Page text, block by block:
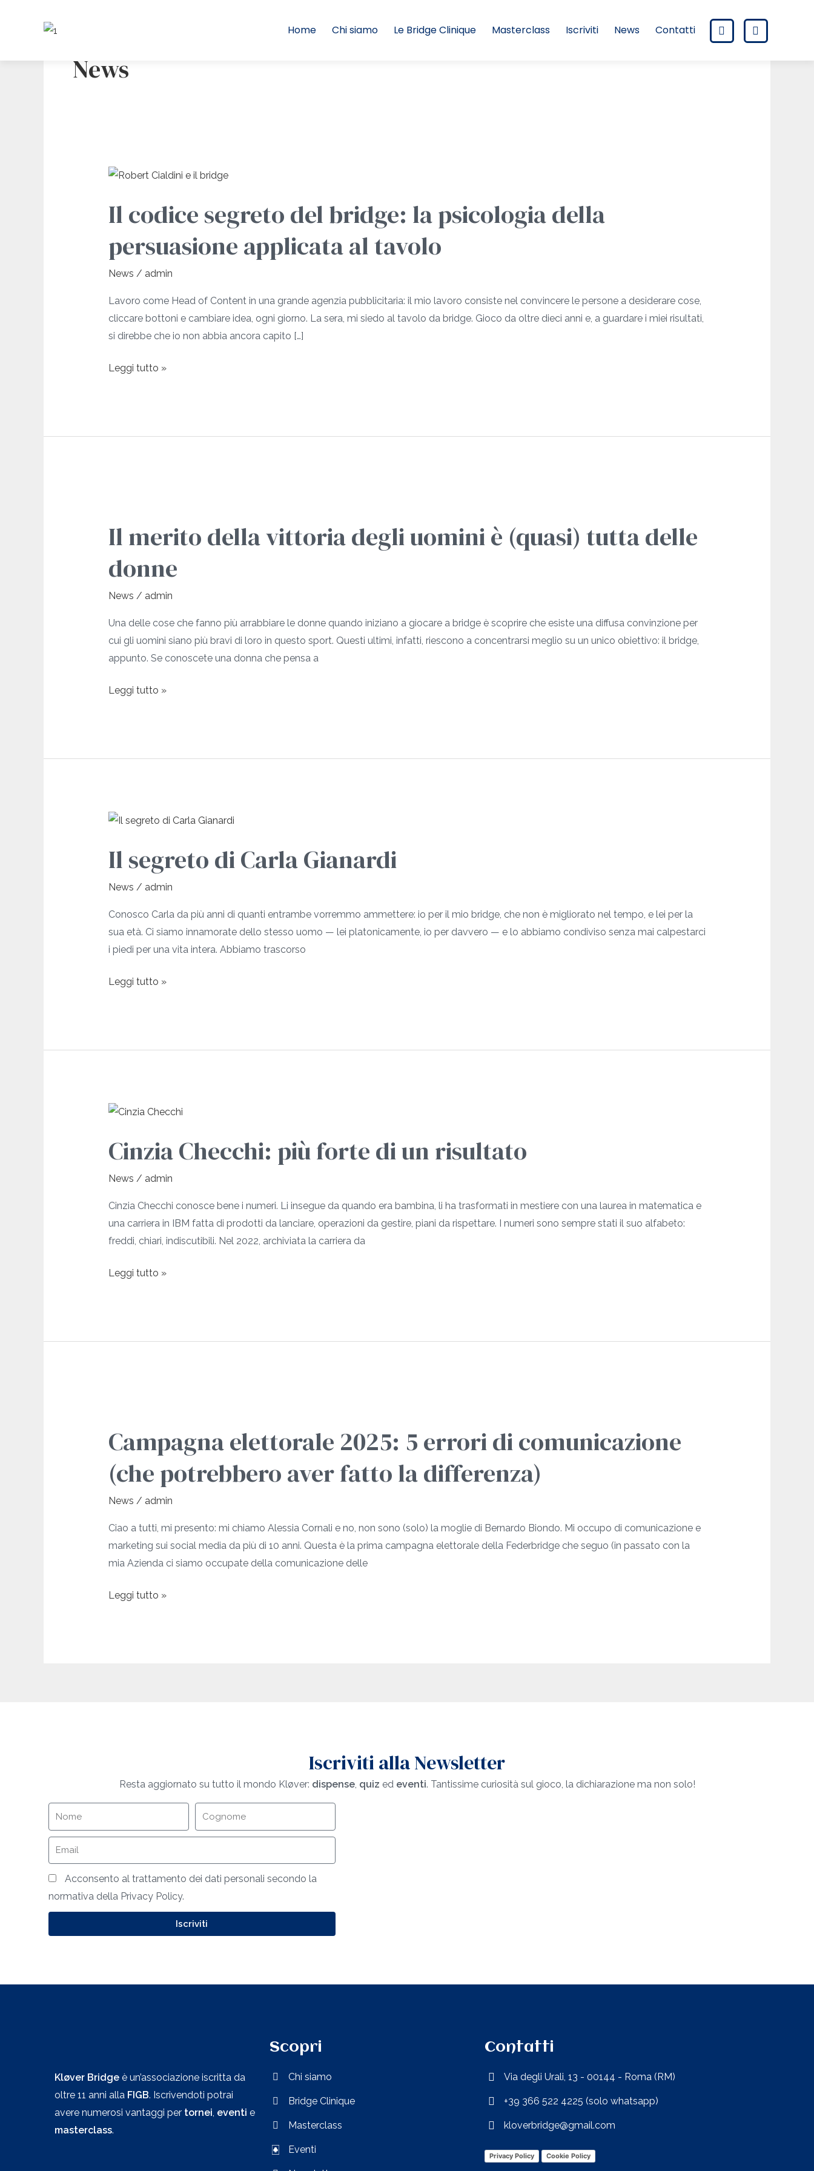
Home Chi siamo Le Bridge Clinique Masterclass Iscriviti News Contatti
News
Il codice segreto del bridge: la psicologia della
persuasione applicata al tavolo
News / admin
Lavoro come Head of Content in una grande agenzia pubblicitaria: il mio lavoro consiste nel convincere le persone a desiderare cose,
cliccare bottoni e cambiare idea, ogni giorno. La sera, mi siedo al tavolo da bridge. Gioco da oltre dieci anni e, a guardare i miei risultati,
si direbbe che io non abbia ancora capito […]
Il
segreto
del
bridge:
la
psicologia
della
persuasione
applicata
tavolo
Leggi tutto »
Il merito della vittoria degli uomini è (quasi) tutta delle
donne
News / admin
Una delle cose che fanno più arrabbiare le donne quando iniziano a giocare a bridge è scoprire che esiste una diffusa convinzione per
cui gli uomini siano più bravi di loro in questo sport. Questi ultimi, infatti, riescono a concentrarsi meglio su un unico obiettivo: il bridge,
appunto. Se conoscete una donna che pensa a
della
degli
è
(quasi)
tutta
delle
Leggi tutto »
Il segreto di Carla Gianardi
News / admin
Conosco Carla da più anni di quanti entrambe vorremmo ammettere: io per il mio bridge, che non è migliorato nel tempo, e lei per la
sua età. Ci siamo innamorate dello stesso uomo — lei platonicamente, io per davvero — e lo abbiamo condiviso senza mai calpestarci
i piedi per una vita intera. Abbiamo trascorso
Il
di
Carla
Gianardi
Leggi tutto »
Cinzia Checchi: più forte di un risultato
News / admin
Cinzia Checchi conosce bene i numeri. Li insegue da quando era bambina, li ha trasformati in mestiere con una laurea in matematica e
una carriera in IBM fatta di prodotti da lanciare, operazioni da gestire, piani da rispettare. I numeri sono sempre stati il suo alfabeto:
freddi, chiari, indiscutibili. Nel 2022, archiviata la carriera da
Cinzia
più
forte
di
Leggi tutto »
Campagna elettorale 2025: 5 errori di comunicazione
(che potrebbero aver fatto la differenza)
News / admin
Ciao a tutti, mi presento: mi chiamo Alessia Cornali e no, non sono (solo) la moglie di Bernardo Biondo. Mi occupo di comunicazione e
marketing sui social media da più di 10 anni. Questa è la prima campagna elettorale della Federbridge che seguo (in passato con la
mia Azienda ci siamo occupate della comunicazione delle
2025:
errori
di
comunicazione
(che
potrebbero
aver
la
Leggi tutto »
Iscriviti alla Newsletter
Resta aggiornato su tutto il mondo Kløver: dispense, quiz ed eventi. Tantissime curiosità sul gioco, la dichiarazione ma non solo!
Nome Cognome
Email
PrivacyAcconsento al trattamento dei dati personali secondo la
normativa della Privacy Policy.
Iscriviti
Kløver Bridge è un’associazione iscritta da
oltre 11 anni alla FIGB. Iscrivendoti potrai
avere numerosi vantaggi per tornei, eventi e
masterclass.
Scopri
Chi siamo
Bridge Clinique
Masterclass
Eventi
Contatti
Via degli Urali, 13 - 00144 - Roma (RM)
+39 366 522 4225 (solo whatsapp)
kloverbridge@gmail.com
Privacy Policy Cookie Policy